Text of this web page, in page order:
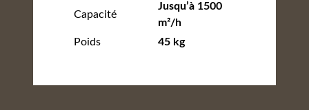
Capacité
Jusqu’à 1500
m²/h
Poids
45 kg